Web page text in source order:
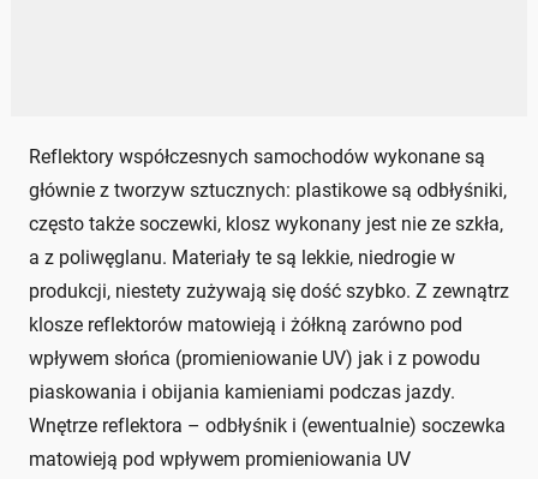
Reflektory współczesnych samochodów wykonane są
głównie z tworzyw sztucznych: plastikowe są odbłyśniki,
często także soczewki, klosz wykonany jest nie ze szkła,
a z poliwęglanu. Materiały te są lekkie, niedrogie w
produkcji, niestety zużywają się dość szybko. Z zewnątrz
klosze reflektorów matowieją i żółkną zarówno pod
wpływem słońca (promieniowanie UV) jak i z powodu
piaskowania i obijania kamieniami podczas jazdy.
Wnętrze reflektora – odbłyśnik i (ewentualnie) soczewka
matowieją pod wpływem promieniowania UV